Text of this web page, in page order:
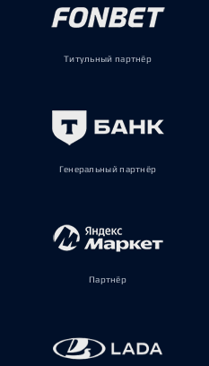
Титульный партнёр
Генеральный партнёр
Партнёр